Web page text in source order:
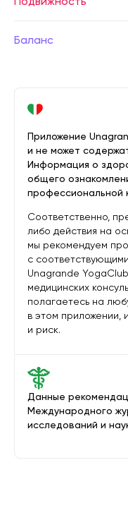
Баланс
Данные
Международного
исследований и
Приложение
и не может
Информация о
общего
профессиональной
Соответственно,
либо действия на
мы рекомендуем
с
Unagrande
медицинских
полагаетесь на
в этом приложении,
и риск.